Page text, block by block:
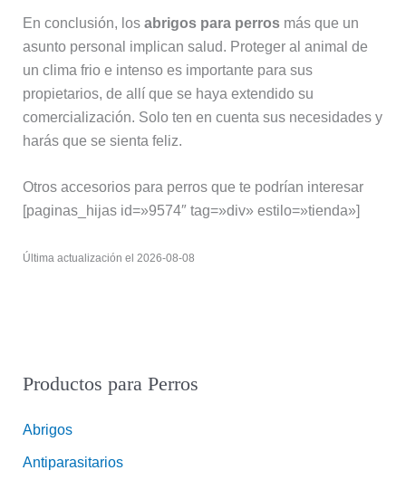
En conclusión, los abrigos para perrosmás que un
asunto personal implican salud. Proteger al animal de
un clima frio e intenso es importante para sus
propietarios, de allí que se haya extendido su
comercialización. Solo ten en cuenta sus necesidades y
harás que se sienta feliz.
Otros accesorios para perros que te podrían interesar
[paginas_hijas id=»9574″ tag=»div» estilo=»tienda»]
Última actualización el 2026-08-08
Productos para Perros
Abrigos
Antiparasitarios